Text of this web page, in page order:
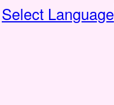
Select Language